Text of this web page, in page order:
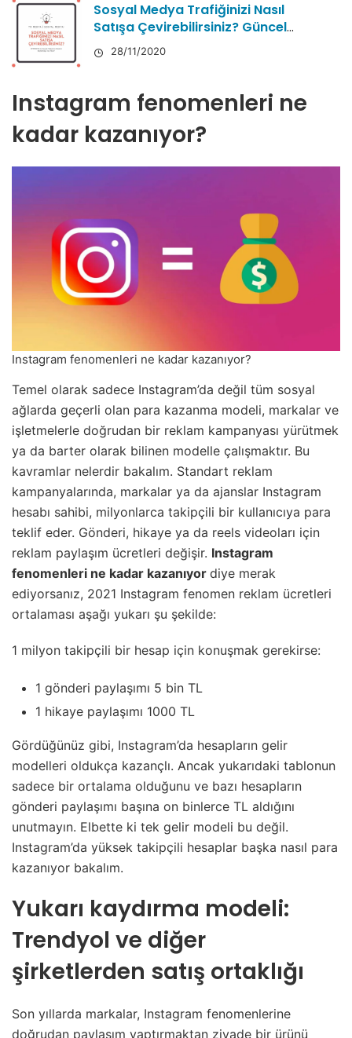
Sosyal Medya Trafiğinizi Nasıl
Satışa Çevirebilirsiniz? Güncel
Anlatım
28/11/2020
Instagram fenomenleri ne
kadar kazanıyor?
Instagram fenomenleri ne kadar kazanıyor?
Temel olarak sadece Instagram’da değil tüm sosyal
ağlarda geçerli olan para kazanma modeli, markalar ve
işletmelerle doğrudan bir reklam kampanyası yürütmek
ya da barter olarak bilinen modelle çalışmaktır. Bu
kavramlar nelerdir bakalım. Standart reklam
kampanyalarında, markalar ya da ajanslar Instagram
hesabı sahibi, milyonlarca takipçili bir kullanıcıya para
teklif eder. Gönderi, hikaye ya da reels videoları için
reklam paylaşım ücretleri değişir. Instagram
fenomenleri ne kadar kazanıyor diye merak
ediyorsanız, 2021 Instagram fenomen reklam ücretleri
ortalaması aşağı yukarı şu şekilde:
1 milyon takipçili bir hesap için konuşmak gerekirse:
1 gönderi paylaşımı 5 bin TL
1 hikaye paylaşımı 1000 TL
Gördüğünüz gibi, Instagram’da hesapların gelir
modelleri oldukça kazançlı. Ancak yukarıdaki tablonun
sadece bir ortalama olduğunu ve bazı hesapların
gönderi paylaşımı başına on binlerce TL aldığını
unutmayın. Elbette ki tek gelir modeli bu değil.
Instagram’da yüksek takipçili hesaplar başka nasıl para
kazanıyor bakalım.
Yukarı kaydırma modeli:
Trendyol ve diğer
şirketlerden satış ortaklığı
Son yıllarda markalar, Instagram fenomenlerine
doğrudan paylaşım yaptırmaktan ziyade bir ürünü